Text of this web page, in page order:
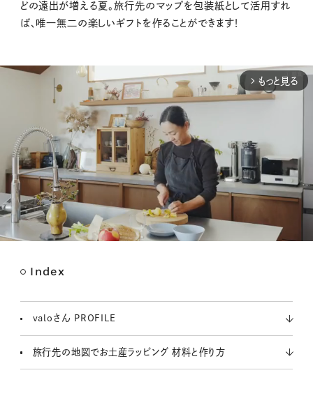
どの遠出が増える夏。旅行先のマップを包装紙として活用すれ
ば、唯一無二の楽しいギフトを作ることができます！
arrow_forward_ios もっと見る
Index
valoさん PROFILE
旅行先の地図でお土産ラッピング 材料と作り方